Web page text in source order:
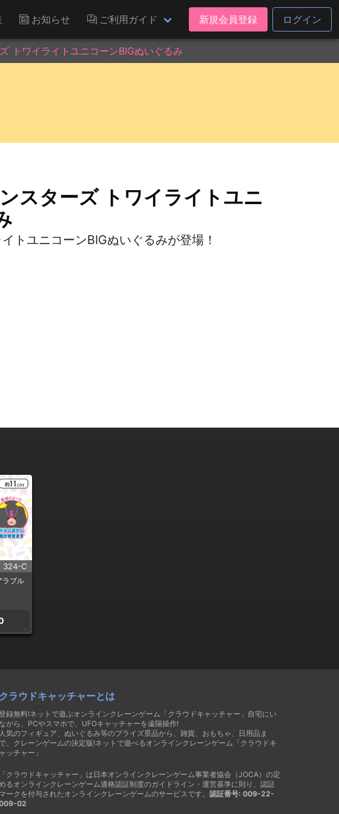
お知らせ ご利用ガイド 新規会員登録 ログイン
トワイライトユニコーンBIGぬいぐるみ
スターズ トワイライトユニ
トユニコーンBIGぬいぐるみが登場！
324-C
ラブル
CP
クラウドキャッチャーとは
録無料!ネットで遊ぶオンラインクレーンゲーム「クラウドキャッチャー」自宅にい
ながら、PCやスマホで、UFOキャッチャーを遠隔操作!
人気のフィギュア、ぬいぐるみ等のプライズ景品から、雑貨、おもちゃ、日用品ま
で、クレーンゲームの決定版!ネットで遊べるオンラインクレーンゲーム「クラウドキ
ャッチャー」
「クラウドキャッチャー」は日本オンラインクレーンゲーム事業者協会（JOCA）の定
るオンラインクレーンゲーム適格認証制度のガイドライン・運営基準に則り、認証
マークを付与されたオンラインクレーンゲームのサービスです。 認証番号: 009-22-
02